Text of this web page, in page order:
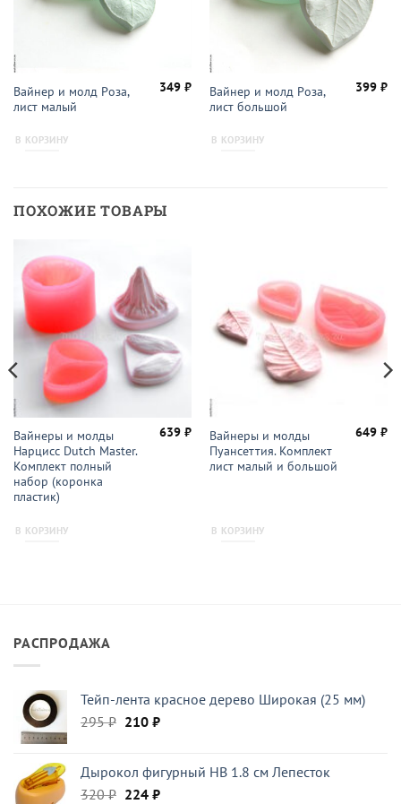
Вайнер и молд Роза,
лист малый
349₽
В КОРЗИНУ
Вайнер и молд Роза,
лист большой
399₽
В КОРЗИНУ
ПОХОЖИЕ ТОВАРЫ
Вайнеры и молды
Нарцисс Dutch Master.
Комплект полный
набор (коронка
пластик)
639₽
В КОРЗИНУ
Вайнеры и молды
Пуансеттия. Комплект
лист малый и большой
649₽
В КОРЗИНУ
₽.
РАСПРОДАЖА
Тейп-лента красное дерево Широкая (25 мм)
295₽ Первоначальная
295 ₽.
210 ₽Текущая
Дырокол фигурный HB 1.8 см Лепесток
320₽ Первоначальная
224 ₽Текущая